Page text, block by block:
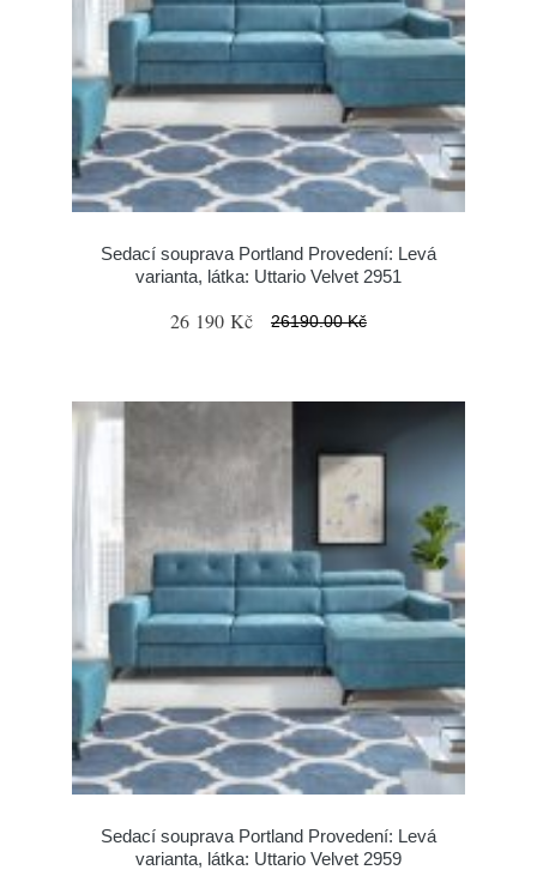
Sedací souprava Portland Provedení: Levá
varianta, látka: Uttario Velvet 2951
26 190 Kč 26190.00 Kč
Sedací souprava Portland Provedení: Levá
varianta, látka: Uttario Velvet 2959